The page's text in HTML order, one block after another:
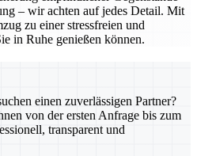
– wir achten auf jedes Detail. Mit
zu einer stressfreien und
in Ruhe genießen können.
einen zuverlässigen Partner?
von der ersten Anfrage bis zum
transparent und